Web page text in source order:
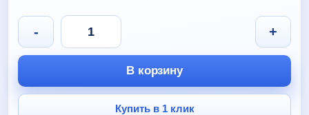
Количество
товара
KENMA
KOZUME
- +
В корзину
Купить в 1 клик